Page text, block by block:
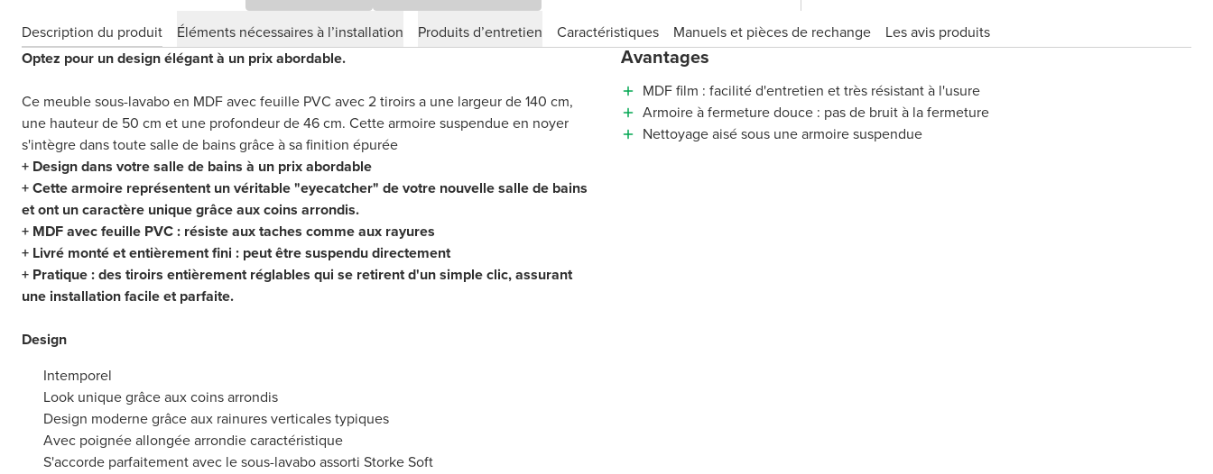
Description du produit Éléments nécessaires à l’installation Produits d’entretien Caractéristiques Manuels et pièces de rechange
Les avis produits
Optez pour un design élégant à un prix abordable.
Ce meuble sous-lavabo en MDF avec feuille PVC avec 2 tiroirs a une largeur de 140 cm,
une hauteur de 50 cm et une profondeur de 46 cm. Cette armoire suspendue en noyer
s'intègre dans toute salle de bains grâce à sa finition épurée
+ Design dans votre salle de bains à un prix abordable
+ Cette armoire représentent un véritable "eyecatcher" de votre nouvelle salle de bains
et ont un caractère unique grâce aux coins arrondis.
+ MDF avec feuille PVC : résiste aux taches comme aux rayures
+ Livré monté et entièrement fini : peut être suspendu directement
+ Pratique : des tiroirs entièrement réglables qui se retirent d'un simple clic, assurant
une installation facile et parfaite.
Design
Intemporel
Look unique grâce aux coins arrondis
Design moderne grâce aux rainures verticales typiques
Avec poignée allongée arrondie caractéristique
S'accorde parfaitement avec le sous-lavabo assorti Storke Soft
Avantages
MDF film : facilité d'entretien et très résistant à l'usure
Armoire à fermeture douce : pas de bruit à la fermeture
Nettoyage aisé sous une armoire suspendue